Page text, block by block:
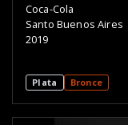
Coca-Cola
Santo Buenos Aires
2019
Plata Bronce